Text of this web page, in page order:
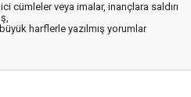
cümleler veya imalar, inançlara saldırı
harflerle yazılmış yorumlar